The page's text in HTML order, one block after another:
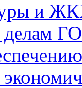
и
делам